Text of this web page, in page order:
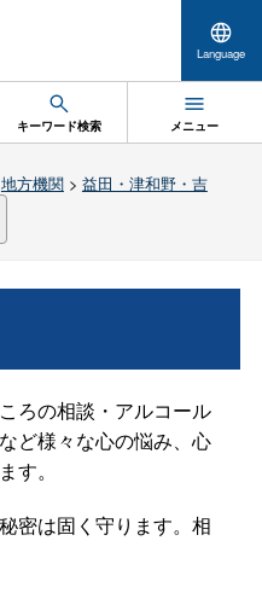
Language
キーワード検索 メニュー
地方機関> 益田・津和野・吉
ろの相談・アルコール
ど様々な心の悩み、心
す。
密は固く守ります。相